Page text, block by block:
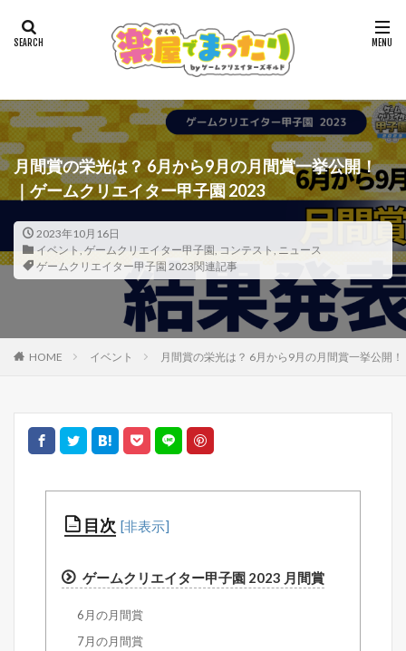
月間賞の栄光は？ 6月から9月の月間賞一挙公開！
｜ゲームクリエイター甲子園 2023
2023年10月16日
イベント , ゲームクリエイター甲子園, コンテスト , ニュース
ゲームクリエイター甲子園 2023関連記事
HOME イベント 月間賞の栄光は？ 6月から9月の月間賞一挙公開
目次
ゲームクリエイター甲子園 2023 月間賞
6月の月間賞
7月の月間賞